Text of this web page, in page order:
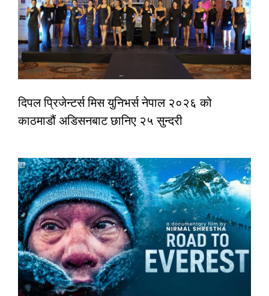
दिपल प्रिजेन्टर्स मिस युनिभर्स नेपाल २०२६ को
काठमाडौं अडिसनबाट छानिए २५ सुन्दरी